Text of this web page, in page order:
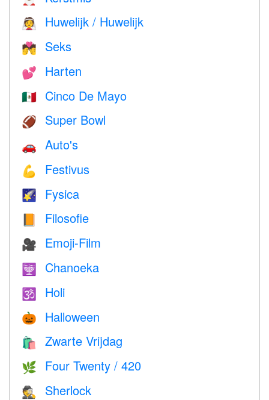
👰 Huwelijk / Huwelijk
💏 Seks
💕 Harten
🇲🇽 Cinco De Mayo
🏈 Super Bowl
🚗 Auto's
💪 Festivus
🌠 Fysica
📙 Filosofie
🎥 Emoji-Film
🕎 Chanoeka
🕉 Holi
🎃 Halloween
🛍 Zwarte Vrijdag
🌿 Four Twenty / 420
🕵️ Sherlock